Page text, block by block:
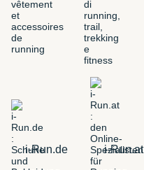
i-Run.de i-Run.at